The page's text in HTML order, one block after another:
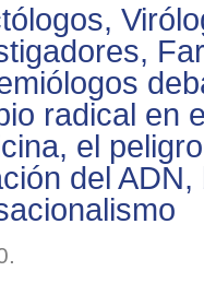
radical en
el
del